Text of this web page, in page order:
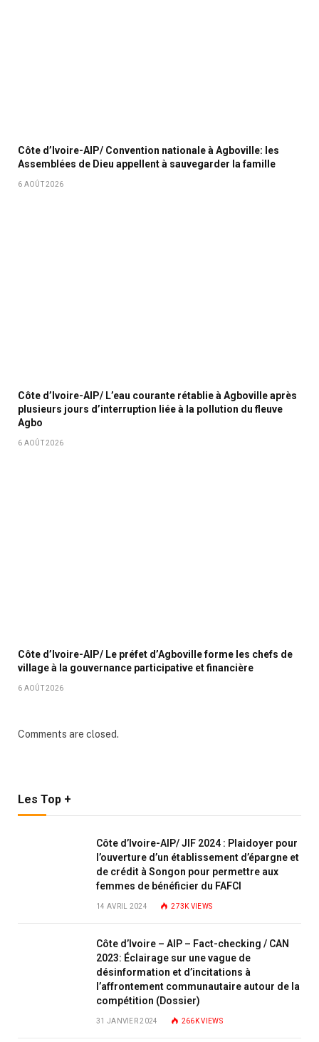
Côte d’Ivoire-AIP/ Convention nationale à Agboville: les
Assemblées de Dieu appellent à sauvegarder la famille
6 AOÛT 2026
Côte d’Ivoire-AIP/ L’eau courante rétablie à Agboville après
plusieurs jours d’interruption liée à la pollution du fleuve
Agbo
6 AOÛT 2026
Côte d’Ivoire-AIP/ Le préfet d’Agboville forme les chefs de
village à la gouvernance participative et financière
6 AOÛT 2026
Comments are closed.
Les Top +
Côte d’Ivoire-AIP/ JIF 2024 : Plaidoyer pour
l’ouverture d’un établissement d’épargne et
de crédit à Songon pour permettre aux
femmes de bénéficier du FAFCI
14 AVRIL 2024 273K VIEWS
Côte d’Ivoire – AIP – Fact-checking / CAN
2023: Éclairage sur une vague de
désinformation et d’incitations à
l’affrontement communautaire autour de la
compétition (Dossier)
31 JANVIER 2024 266KVIEWS